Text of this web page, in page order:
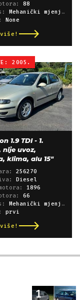
88
Mehanički mjenjač
None
2005.
1.9 TDI - 1.
nije uvoz,
klima, alu 15"
256270
Diesel
1896
66
Mehanički mjenjač
prvi
1